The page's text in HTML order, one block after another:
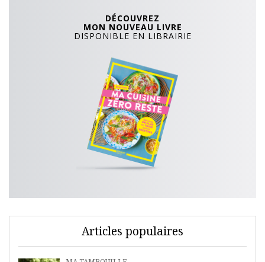
DÉCOUVREZ
MON NOUVEAU LIVRE
DISPONIBLE EN LIBRAIRIE
Articles populaires